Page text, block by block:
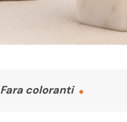
Fara coloranti